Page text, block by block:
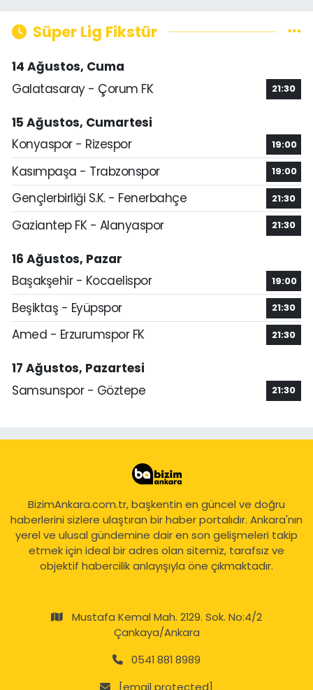
Süper Lig Fikstür
14 Ağustos, Cuma
Galatasaray - Çorum FK
21:30
15 Ağustos, Cumartesi
Konyaspor - Rizespor
19:00
Kasımpaşa - Trabzonspor 19:00
Gençlerbirliği S.K. - Fenerbahçe 21:30
Gaziantep FK - Alanyaspor 21:30
16 Ağustos, Pazar
Başakşehir - Kocaelispor
19:00
Beşiktaş - Eyüpspor 21:30
Amed - Erzurumspor FK 21:30
17 Ağustos, Pazartesi
Samsunspor - Göztepe
21:30
BizimAnkara.com.tr, başkentin en güncel ve doğru
haberlerini sizlere ulaştıran bir haber portalıdır. Ankara'nın
yerel ve ulusal gündemine dair en son gelişmeleri takip
etmek için ideal bir adres olan sitemiz, tarafsız ve
objektif habercilik anlayışıyla öne çıkmaktadır.
Mustafa Kemal Mah. 2129. Sok. No:4/2
Çankaya/Ankara
0541 881 8989
[email protected]